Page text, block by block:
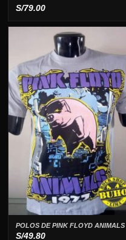
S/79.00
POLOS DE PINK FLOYD ANIMALS
S/49.80